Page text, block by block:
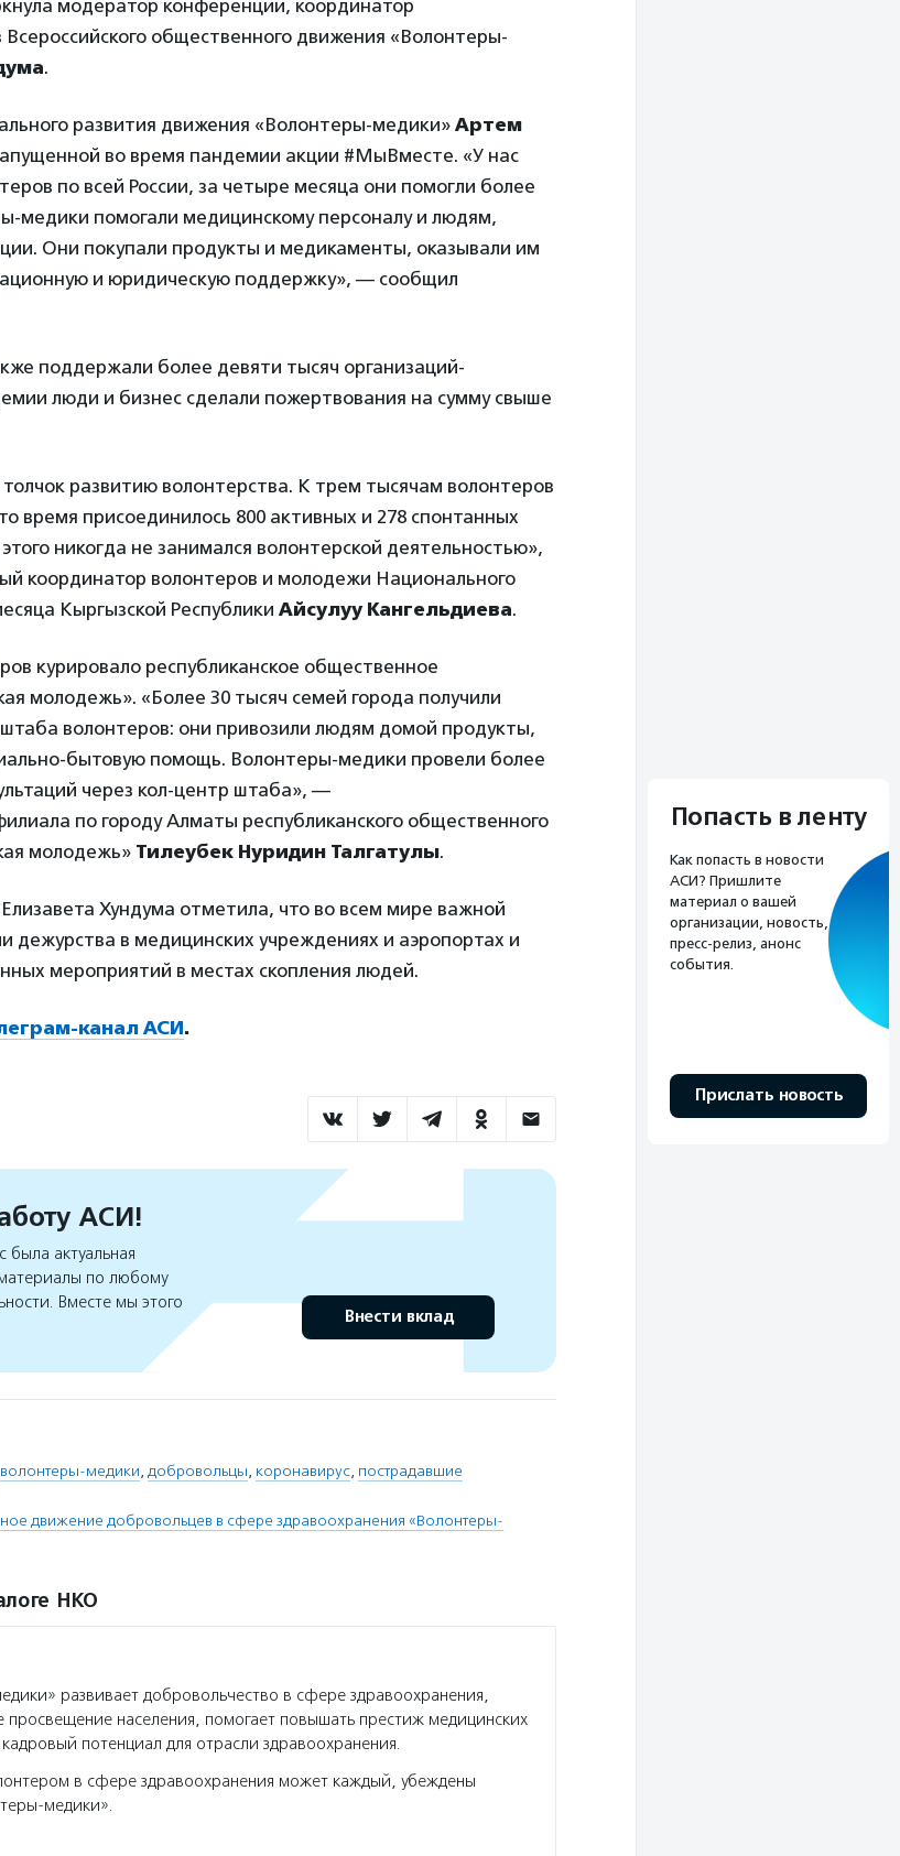
модератор конференции, координатор
общественного движения «Волонтеры-
.
развития движения «Волонтеры-медики» Артем
во время пандемии акции #МыВместе. «У нас
по всей России, за четыре месяца они помогли более
медики помогали медицинскому персоналу и людям,
Они покупали продукты и медикаменты, оказывали им
и юридическую поддержку», — сообщил
поддержали более девяти тысяч организаций-
люди и бизнес сделали пожертвования на сумму свыше
развитию волонтерства. К трем тысячам волонтеров
время присоединилось 800 активных и 278 спонтанных
никогда не занимался волонтерской деятельностью»,
координатор волонтеров и молодежи Национального
Кыргызской Республики Айсулуу Кангельдиева.
курировало республиканское общественное
молодежь». «Более 30 тысяч семей города получили
волонтеров: они привозили людям домой продукты,
бытовую помощь. Волонтеры-медики провели более
через кол-центр штаба», —
по городу Алматы республиканского общественного
молодежь» Тилеубек Нуридин Талгатулы.
Хундума отметила, что во всем мире важной
дежурства в медицинских учреждениях и аэропортах и
мероприятий в местах скопления людей.
канал АСИ.
АСИ!
актуальная
по любому
Вместе мы этого
Внести вклад
волонтеры-медики, добровольцы, коронавирус, пострадавшие
движение добровольцев в сфере здравоохранения «Волонтеры-
НКО
развивает добровольчество в сфере здравоохранения,
населения, помогает повышать престиж медицинских
потенциал для отрасли здравоохранения.
в сфере здравоохранения может каждый, убеждены
медики».
Попасть в ленту
Как попасть в новости
АСИ? Пришлите
материал о вашей
организации, новость,
пресс-релиз, анонс
события.
Прислать новость